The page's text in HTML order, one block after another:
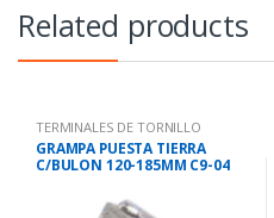
Related products
TERMINALES DE TORNILLO
GRAMPA PUESTA TIERRA
C/BULON 120-185MM C9-04